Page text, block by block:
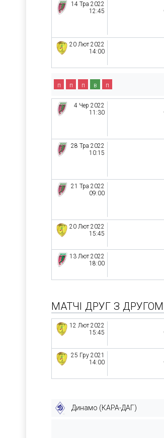
14 Тра 2022
12:45
20 Лют 2022
14:00
п п п в п
4 Чер 2022
11:30
28 Тра 2022
10:15
21 Тра 2022
09:00
20 Лют 2022
15:45
13 Лют 2022
18:00
МАТЧІ ДРУГ З ДРУГОМ
12 Лют 2022
15:45
25 Гру 2021
14:00
Динамо (КАРА-ДАГ)